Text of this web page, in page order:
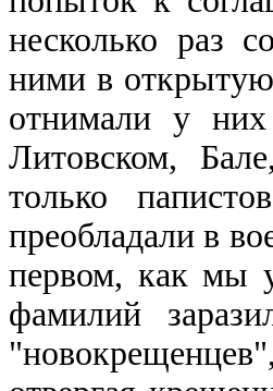
несколько раз
ними в открытую
отнимали у
Литовском,
только
преобладали в
первом, как мы
фамилий